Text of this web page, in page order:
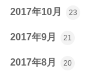
2017年10月 23
2017年9月 21
2017年8月 20